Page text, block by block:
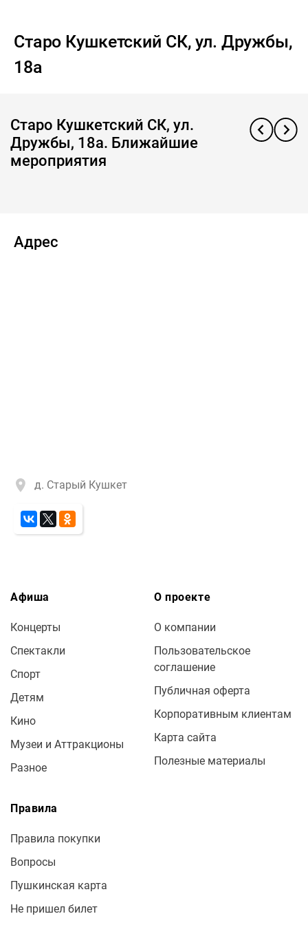
Старо Кушкетский СК, ул. Дружбы,
18а
Старо Кушкетский СК, ул.
Дружбы, 18а. Ближайшие
мероприятия
Адрес
д. Старый Кушкет
Афиша
Концерты
Спектакли
Спорт
Детям
Кино
Музеи и Аттракционы
Разное
О проекте
О компании
Пользовательское
соглашение
Публичная оферта
Корпоративным клиентам
Карта сайта
Полезные материалы
Правила
Правила покупки
Вопросы
Пушкинская карта
Не пришел билет